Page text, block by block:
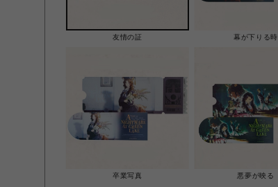
友情の証 幕が下りる時
卒業写真 悪夢が映る